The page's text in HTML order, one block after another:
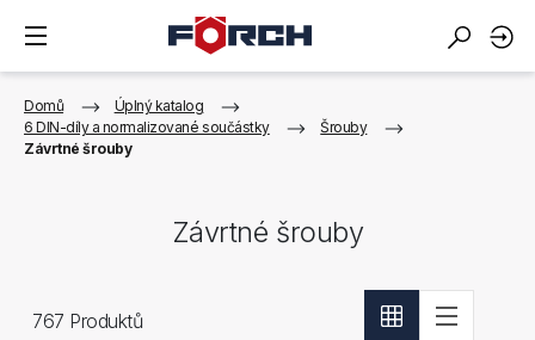
Domů
Úplný katalog
6 DIN-díly a normalizované součástky
Šrouby
Závrtné šrouby
Závrtné šrouby
767 Produktů